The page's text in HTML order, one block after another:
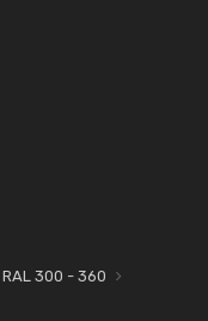
RAL 300 - 360